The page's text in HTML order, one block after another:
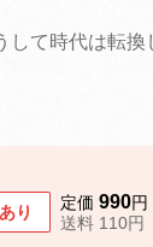
して時代は転換
り 定価 990円
送料 110円